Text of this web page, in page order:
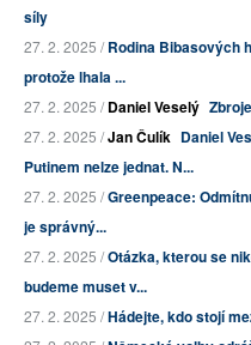
síly
27. 2. 2025 /Rodina Bibasových
protože lhala ...
27. 2. 2025 /Daniel Veselý
27. 2. 2025 /Jan Čulík Daniel
Putinem nelze jednat. N...
27. 2. 2025 /Greenpeace:
je správný...
27. 2. 2025 /Otázka, kterou se
budeme muset v...
27. 2. 2025 /Hádejte, kdo stojí